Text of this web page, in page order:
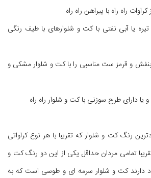
تیره یا آبی نفتی با کت و شلوارهای با طیف رنگی
بنفش و قرمز ست مناسبی را با کت و شلوار مشکی و
رنگ کت و شلوار که تقریبا با هر نوع کراواتی
تمامی مردان حداقل یکی از این دو رنگ کت و
دارند کت و شلوار سرمه ای و طوسی است که به